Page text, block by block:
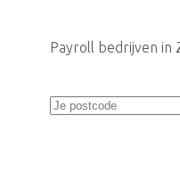
Payroll bedrijven in